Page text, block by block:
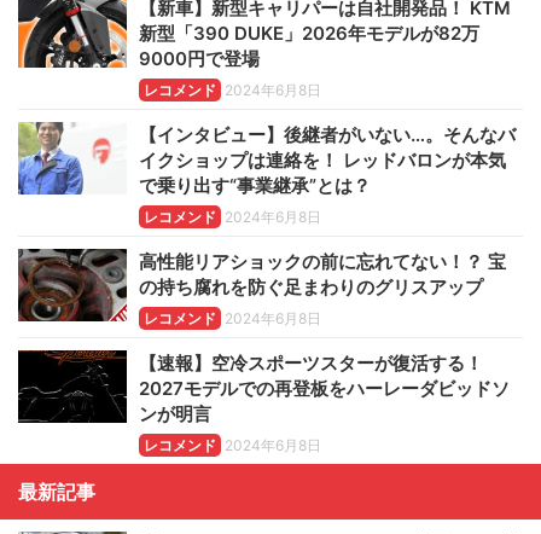
【新車】新型キャリパーは自社開発品！ KTM
新型「390 DUKE」2026年モデルが82万
9000円で登場
レコメンド 2024年6月8日
【インタビュー】後継者がいない…。そんなバ
イクショップは連絡を！ レッドバロンが本気
で乗り出す“事業継承”とは？
レコメンド 2024年6月8日
高性能リアショックの前に忘れてない！？ 宝
の持ち腐れを防ぐ足まわりのグリスアップ
レコメンド 2024年6月8日
【速報】空冷スポーツスターが復活する！
2027モデルでの再登板をハーレーダビッドソ
ンが明言
レコメンド 2024年6月8日
最新記事